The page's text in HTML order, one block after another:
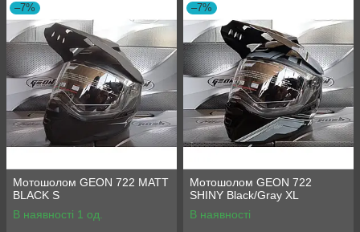
–7%
Мотошолом GEON 722 MATT
BLACK S
В наявності 1 од.
–7%
Мотошолом GEON 722
SHINY Black/Gray XL
В наявності